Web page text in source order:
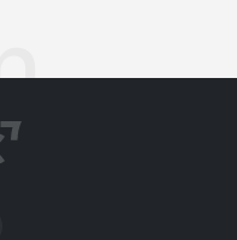
SVĚTLÝ/TMAVÝ REŽIM